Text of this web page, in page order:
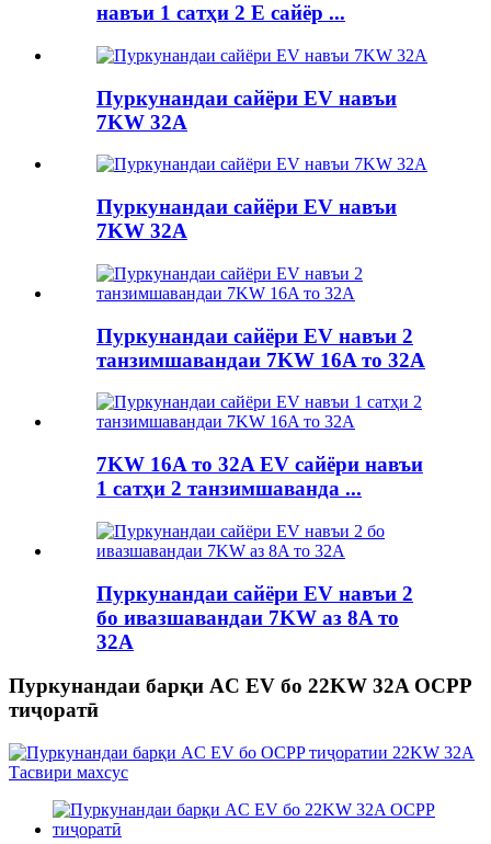
навъи 1 сатҳи 2 E сайёр ...
Пуркунандаи сайёри EV навъи
7KW 32A
Пуркунандаи сайёри EV навъи
7KW 32A
Пуркунандаи сайёри EV навъи 2
танзимшавандаи 7KW 16A то 32A
7KW 16A то 32A EV сайёри навъи
1 сатҳи 2 танзимшаванда ...
Пуркунандаи сайёри EV навъи 2
бо ивазшавандаи 7KW аз 8A то
32A
Пуркунандаи барқи AC EV бо 22KW 32A OCPP
тиҷоратӣ